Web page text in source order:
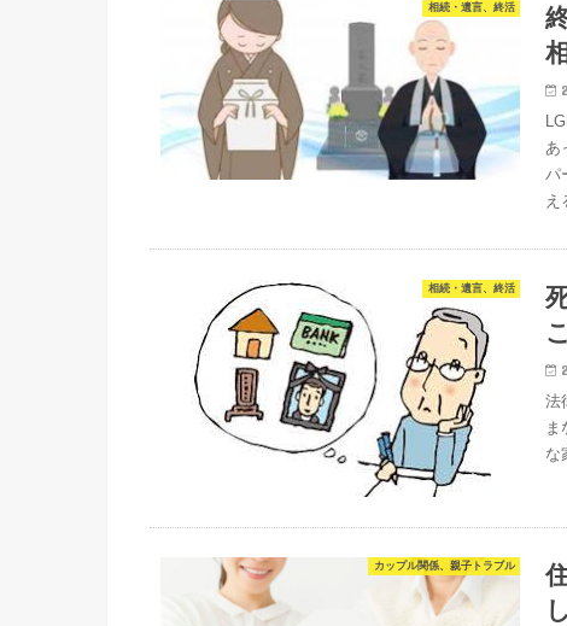
相続・遺言、終活
あ
パ
え
相続・遺言、終活
法
ま
な
カップル関係、親子トラブル